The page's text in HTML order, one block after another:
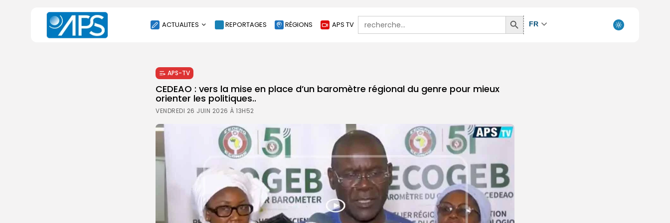
ACTUALITES
SOCIÉTÉ
ÉCONOMIE
CULTURE
ENVIRONNEMENT
INTERNATIONAL
AGENDA
SANTE
REPORTAGES RÉGIONS APS TV
Search
for:
Search
Button
FR
APS-TV
CEDEAO : vers la mise en place d’un baromètre régional du genre pour mieux
orienter les politiques..
VENDREDI 26 JUIN 2026 À 13H52